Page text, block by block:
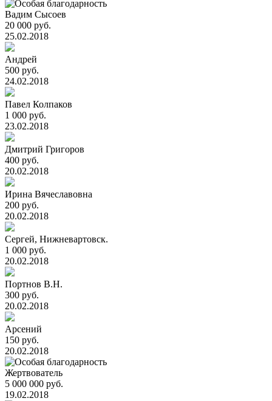
Вадим Сысоев
20 000 руб.
25.02.2018
Андрей
500 руб.
24.02.2018
Павел Колпаков
1 000 руб.
23.02.2018
Дмитрий Григоров
400 руб.
20.02.2018
Ирина Вячеславовна
200 руб.
20.02.2018
Сергей, Нижневартовск.
1 000 руб.
20.02.2018
Портнов В.Н.
300 руб.
20.02.2018
Арсений
150 руб.
20.02.2018
Жертвователь
5 000 000 руб.
19.02.2018